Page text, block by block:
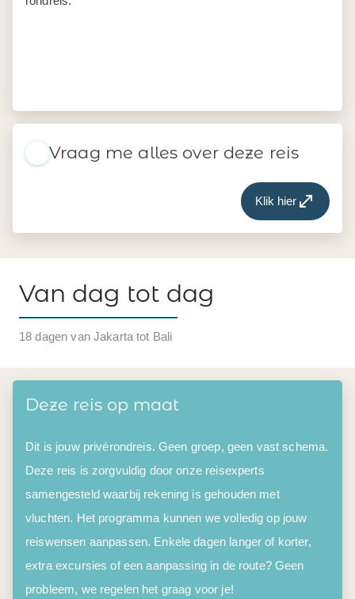
Vraag me alles over deze reis
Klik hier
Van dag tot dag
18 dagen van Jakarta tot Bali
Deze reis op maat
Dit is jouw privérondreis. Geen groep, geen vast schema.
Deze reis is zorgvuldig door onze reisexperts
samengesteld waarbij rekening is gehouden met
vluchten. Het programma kunnen we volledig op jouw
reiswensen aanpassen. Enkele dagen langer of korter,
extra excursies of een aanpassing in de route? Geen
probleem, we regelen het graag voor je!